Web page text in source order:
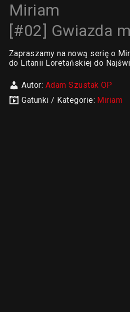
Miriam
[#02] Gwiazda
Zapraszamy na nową serię o
do Litanii Loretańskiej do
Autor: Adam Szustak OP
Gatunki / Kategorie: Miriam